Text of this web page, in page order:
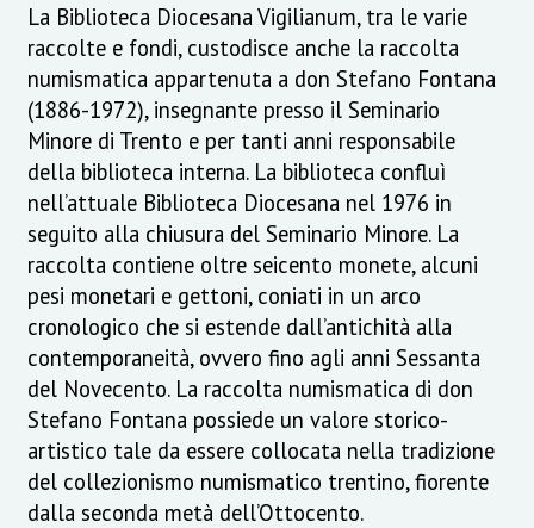
La Biblioteca Diocesana Vigilianum, tra le varie
raccolte e fondi, custodisce anche la raccolta
numismatica appartenuta a don Stefano Fontana
(1886-1972), insegnante presso il Seminario
Minore di Trento e per tanti anni responsabile
della biblioteca interna. La biblioteca confluì
nell’attuale Biblioteca Diocesana nel 1976 in
seguito alla chiusura del Seminario Minore. La
raccolta contiene oltre seicento monete, alcuni
pesi monetari e gettoni, coniati in un arco
cronologico che si estende dall’antichità alla
contemporaneità, ovvero fino agli anni Sessanta
del Novecento. La raccolta numismatica di don
Stefano Fontana possiede un valore storico-
artistico tale da essere collocata nella tradizione
del collezionismo numismatico trentino, fiorente
dalla seconda metà dell’Ottocento.